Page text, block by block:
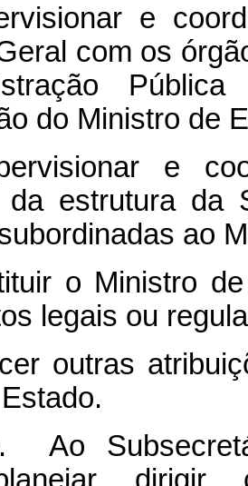
e
com os
do Ministro de
e
da estrutura da
ao
o Ministro
legais ou
outras
Ao
dirigir,